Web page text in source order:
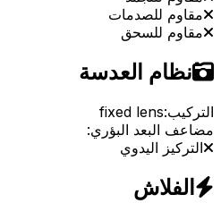
مقاوم للصدمات
مقاوم للسحق
نظام العدسة
التركيب:fixed lens
مضاعف البعد البؤري:
التركيز اليدوي
الفلاش